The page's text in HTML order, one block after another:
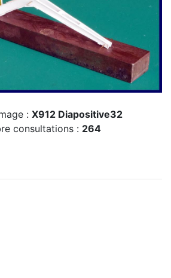
: X912 Diapositive32
consultations : 264